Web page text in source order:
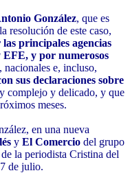
González, que es
resolución de este caso,
principales agencias
EFE, y por numerosos
nacionales e, incluso,
sus declaraciones sobre
complejo y delicado, y que
meses.
en una nueva
y El Comercio del grupo
la periodista Cristina del
de julio.